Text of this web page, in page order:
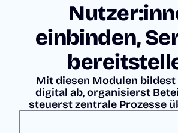
einbinden,
Mit diesen Modulen bildest
digital ab, organisierst
steuerst zentrale Prozesse